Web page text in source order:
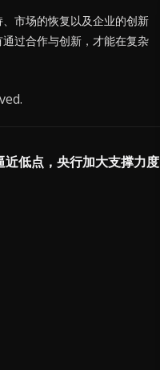
市场的恢复以及企业的创新
过合作与创新，才能在复杂
近低点，央行加大支撑力度